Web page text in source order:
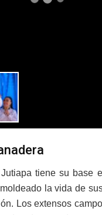
tiene su base
la vida de
Los extensos